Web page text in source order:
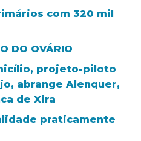
com 320 mil
DO OVÁRIO
projeto-piloto
abrange Alenquer,
de Xira
praticamente